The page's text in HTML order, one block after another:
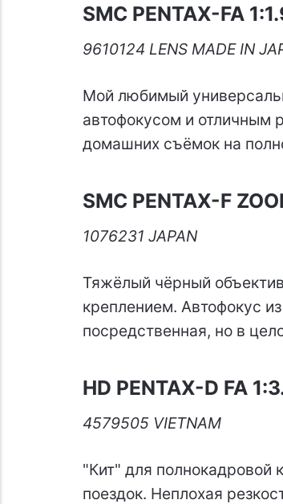
SMC PENTAX-FA
9610124 LENS MADE IN
Мой любимый
автофокусом и отличным
домашних съёмок на
SMC PENTAX-F
1076231 JAPAN
Тяжёлый чёрный
креплением. Автофокус
посредственная, но в
HD PENTAX-D FA
4579505 VIETNAM
"Кит" для полнокадровой
поездок. Неплохая